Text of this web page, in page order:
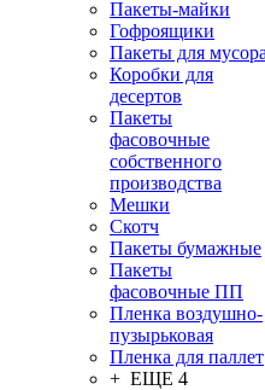
Пакеты-майки
Гофроящики
Пакеты для мусора
Коробки для
десертов
Пакеты
фасовочные
собственного
производства
Мешки
Скотч
Пакеты бумажные
Пакеты
фасовочные ПП
Пленка воздушно-
пузырьковая
Пленка для паллет
+ ЕЩЕ 4